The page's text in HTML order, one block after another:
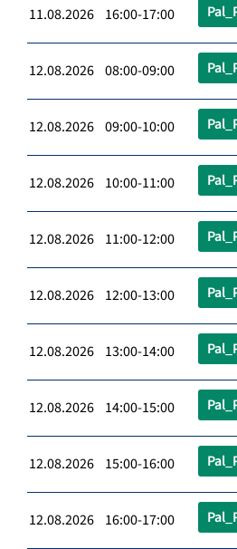
11.08.2026 16:00-17:00
12.08.2026 08:00-09:00
12.08.2026 09:00-10:00
12.08.2026 10:00-11:00
12.08.2026 11:00-12:00
12.08.2026 12:00-13:00
12.08.2026 13:00-14:00
12.08.2026 14:00-15:00
12.08.2026 15:00-16:00
12.08.2026 16:00-17:00